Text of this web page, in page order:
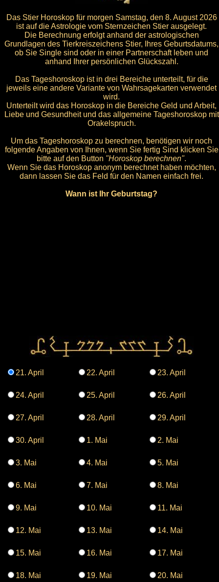
Das Stier Horoskop für morgen Samstag, den 8. August 2026
ist auf die Astrologie vom Sternzeichen Stier ausgelegt.
Die Berechnung erfolgt anhand der astrologischen
Grundlagen des Tierkreiszeichens Stier, Ihres Geburtsdatums,
ob Sie Single sind oder in einer Partnerschaft leben und
anhand Ihrer persönlichen Glückszahl.
Das Tageshoroskop ist in drei Bereiche unterteilt, für die
jeweils eine andere Variante von Wahrsagekarten verwendet
wird.
Unterteilt wird das Horoskop in die Bereiche Geld und Arbeit,
Liebe und Gesundheit und das allgemeine Tageshoroskop mit
Orakelspruch.
Um das Tageshoroskop zu berechnen, benötigen wir noch
folgende Angaben von Ihnen, wenn Sie fertig Sind klicken Sie
bitte auf den Button "Horoskop berechnen".
Wenn Sie das Horoskop anonym berechnet haben möchten,
dann lassen Sie das Feld für den Namen einfach frei.
Wann ist Ihr Geburtstag?
21. April 22. April 23. April
24. April 25. April 26. April
27. April 28. April 29. April
30. April 1. Mai 2. Mai
3. Mai 4. Mai 5. Mai
6. Mai 7. Mai 8. Mai
9. Mai 10. Mai 11. Mai
12. Mai 13. Mai 14. Mai
15. Mai 16. Mai 17. Mai
18. Mai 19. Mai 20. Mai